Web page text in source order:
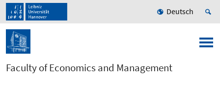
Deutsch
Faculty of Economics and Management